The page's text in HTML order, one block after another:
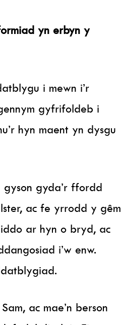
yn erbyn y
i mewn i’r
gyfrifoldeb i
hyn maent yn dysgu
gyda’r ffordd
ac fe yrrodd y gêm
iddo ar hyn o bryd, ac
i’w enw.
ac mae’n berson